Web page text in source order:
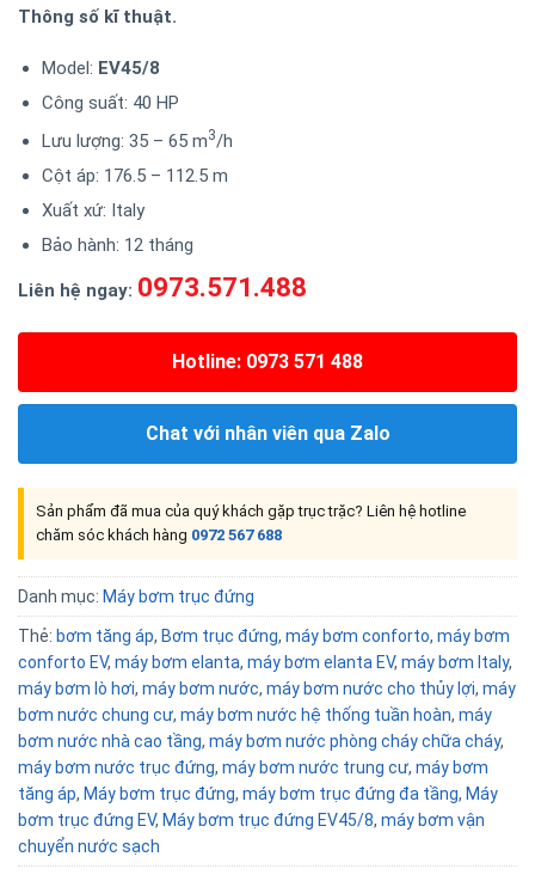
Thông số kĩ thuật.
Model: EV45/8
Công suất: 40 HP
Lưu lượng: 35 – 65 m3/h
Cột áp: 176.5 – 112.5 m
Xuất xứ: Italy
Bảo hành: 12 tháng
Liên hệ ngay: 0973.571.488
Hotline: 0973 571 488
Chat với nhân viên qua Zalo
Sản phẩm đã mua của quý khách gặp trục trặc? Liên hệ hotline
chăm sóc khách hàng 0972 567 688
Danh mục: Máy bơm trục đứng
Thẻ: bơm tăng áp, Bơm trục đứng, máy bơm conforto, máy bơm
conforto EV, máy bơm elanta, máy bơm elanta EV, máy bơm Italy,
máy bơm lò hơi, máy bơm nước, máy bơm nước cho thủy lợi, máy
bơm nước chung cư, máy bơm nước hệ thống tuần hoàn, máy
bơm nước nhà cao tầng, máy bơm nước phòng cháy chữa cháy,
máy bơm nước trục đứng, máy bơm nước trung cư, máy bơm
tăng áp, Máy bơm trục đứng, máy bơm trục đứng đa tầng, Máy
bơm trục đứng EV, Máy bơm trục đứng EV45/8, máy bơm vận
chuyển nước sạch